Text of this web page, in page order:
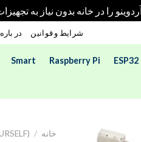
شرایط و قوانین در
ESP32
Raspberry Pi
Smart
خانه /